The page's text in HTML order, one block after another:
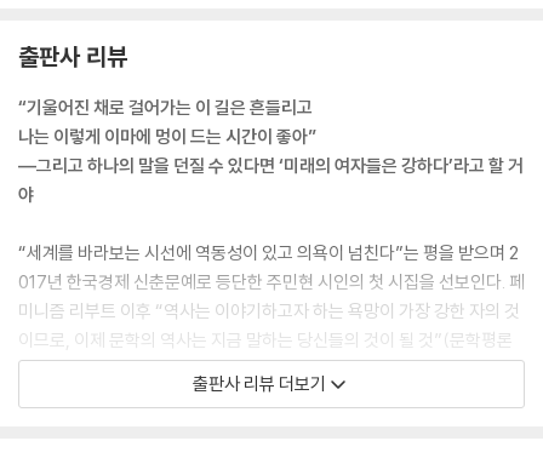
독재자의 동상 앞에서
예술가들을 추방한 철학자들과 춤을 추겠네
네가 신이라면 새들에겐 그림자
인간에겐 견딜 만한 추위와 허기를 주고
그들의 기쁨과 슬픔을 공깃돌처럼 가지고 놀겠지
나는 구멍난 공깃돌에서 흐르는
작은 슬픔을 엿보네
--- 「네가 신이라면」 중에서
누군가 길을 묻는다면
출판사 리뷰
“기울어진 채로 걸어가는 이 길은 흔들리고
나는 이렇게 이마에 멍이 드는 시간이 좋아”
―그리고 하나의 말을 던질 수 있다면 ‘미래의 여자들은 강하다’라고 할 거
야
“세계를 바라보는 시선에 역동성이 있고 의욕이 넘친다”는 평을 받으며 2
017년 한국경제 신춘문예로 등단한 주민현 시인의 첫 시집을 선보인다. 페
미니즘 리부트 이후 “역사는 이야기하고자 하는 욕망이 가장 강한 자의 것
이므로, 이제 문학의 역사는 지금 말하는 당신들의 것이 될 것”(문학평론
가 강지희, 「이 밤이 영원히 밤일 수는 없을 것이다」 『문학동네』 2016년 겨
울호)이라 여기며 새로운 목소리를 기다려온 이들에게 반가운 소식일 것
출판사 리뷰 더보기